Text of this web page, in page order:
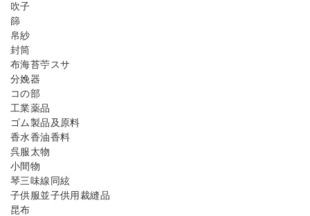
吹子
篩
帛紗
封筒
布海苔苧スサ
分娩器
コの部
工業薬品
ゴム製品及原料
香水香油香料
呉服太物
小間物
琴三味線同絃
子供服並子供用裁縫品
昆布